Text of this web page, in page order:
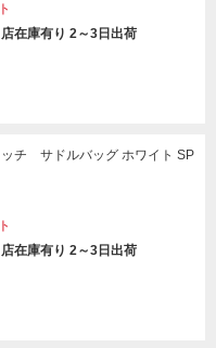
在庫有り 2～3日出荷
ッチ サドルバッグ ホワイト SP
在庫有り 2～3日出荷